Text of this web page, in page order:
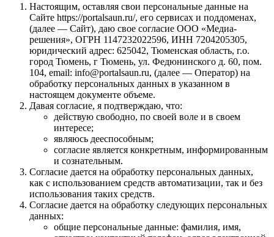
Настоящим, оставляя свои персональные данные на
Сайте https://portalsaun.ru/, его сервисах и поддоменах,
(далее — Сайт), даю свое согласие ООО «Медиа-
решения», ОГРН 1147232022596, ИНН 7204205305,
юридический адрес: 625042, Тюменская область, г.о.
город Тюмень, г Тюмень, ул. Федюнинского д. 60, пом.
104, email: info@portalsaun.ru, (далее — Оператор) на
обработку персональных данных в указанном в
настоящем документе объеме.
Давая согласие, я подтверждаю, что:
действую свободно, по своей воле и в своем
интересе;
являюсь дееспособным;
согласие является конкретным, информированным
и сознательным.
Согласие дается на обработку персональных данных,
как с использованием средств автоматизации, так и без
использования таких средств.
Согласие дается на обработку следующих персональных
данных:
общие персональные данные: фамилия, имя,